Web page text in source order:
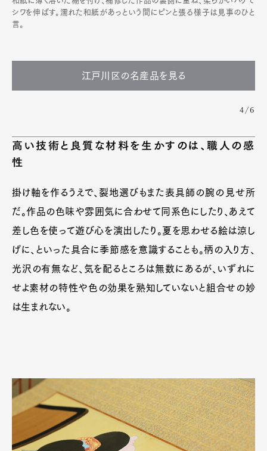
Pen Membership
Magazine
Official Columnist
About
シワを伸ばす。濡れた和紙があっという間にピンと張る様子は見事のひと
言。
江戸川区の名産品を見る
4/6
高い技術と良質な材料を生かすのは、職人の感
性
掛け軸を作るうえで、裂地選びもまた表具師の腕の見せ所
だ。作品の色味や雰囲気に合わせて同系色にしたり、あえて
差し色を使って遊び心を演出したり。夏を思わせる絵は涼し
げに、といった具合に季節感を意識することも。柄の入り方、
光沢の有無など、気を配るところは無数にあるが、いずれに
せよ素材の特性や色の効果を熟知していないと組合せの妙
は生まれない。